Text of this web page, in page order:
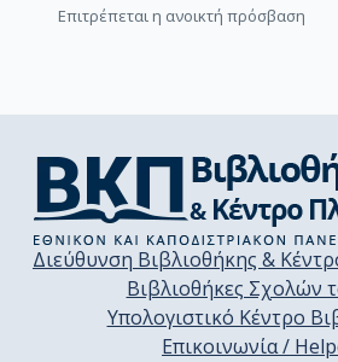
Επιτρέπεται η ανοικτή πρόσβαση
Διεύθυνση Βιβλιοθήκης &
Βιβλιοθήκες Σχολών
Υπολογιστικό Κέντρο
Επικοινωνία /